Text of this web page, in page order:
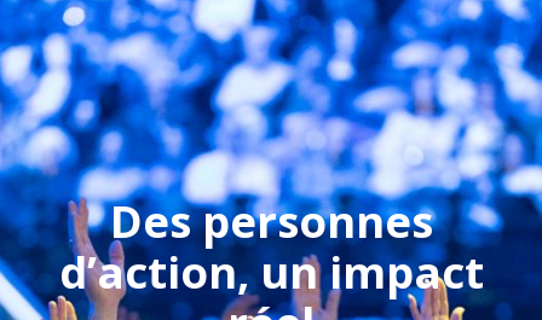
Des personnes
d’action, un impact